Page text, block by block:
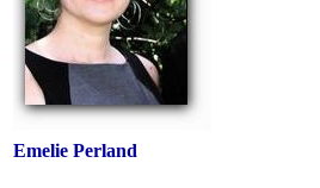
Emelie Perland